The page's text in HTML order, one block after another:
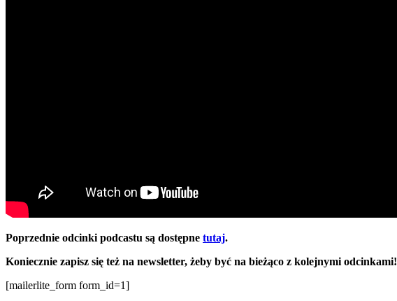
Poprzednie odcinki podcastu są dostępne tutaj.
Koniecznie zapisz się też na newsletter, żeby być na bieżąco z kolejnymi odcinkami!
[mailerlite_form form_id=1]